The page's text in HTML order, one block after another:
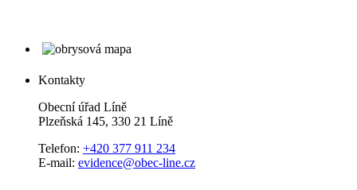
Kontakty
Obecní úřad Líně
Plzeňská 145, 330 21 Líně
Telefon: +420 377 911 234
E-mail: evidence@obec-line.cz